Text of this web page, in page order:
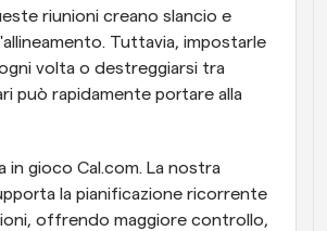
riunioni creano slancio e
Tuttavia, impostarle
volta o destreggiarsi tra
può rapidamente portare alla
in gioco Cal.com. La nostra
la pianificazione ricorrente
offrendo maggiore controllo,